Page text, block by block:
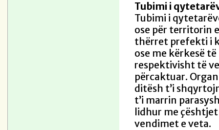
Tubimi i
Tubimi i
ose për territorin
thërret prefekti i
ose me kërkesë
respektivisht të
përcaktuar.
ditësh t’i
t’i marrin
lidhur me
vendimet e veta.